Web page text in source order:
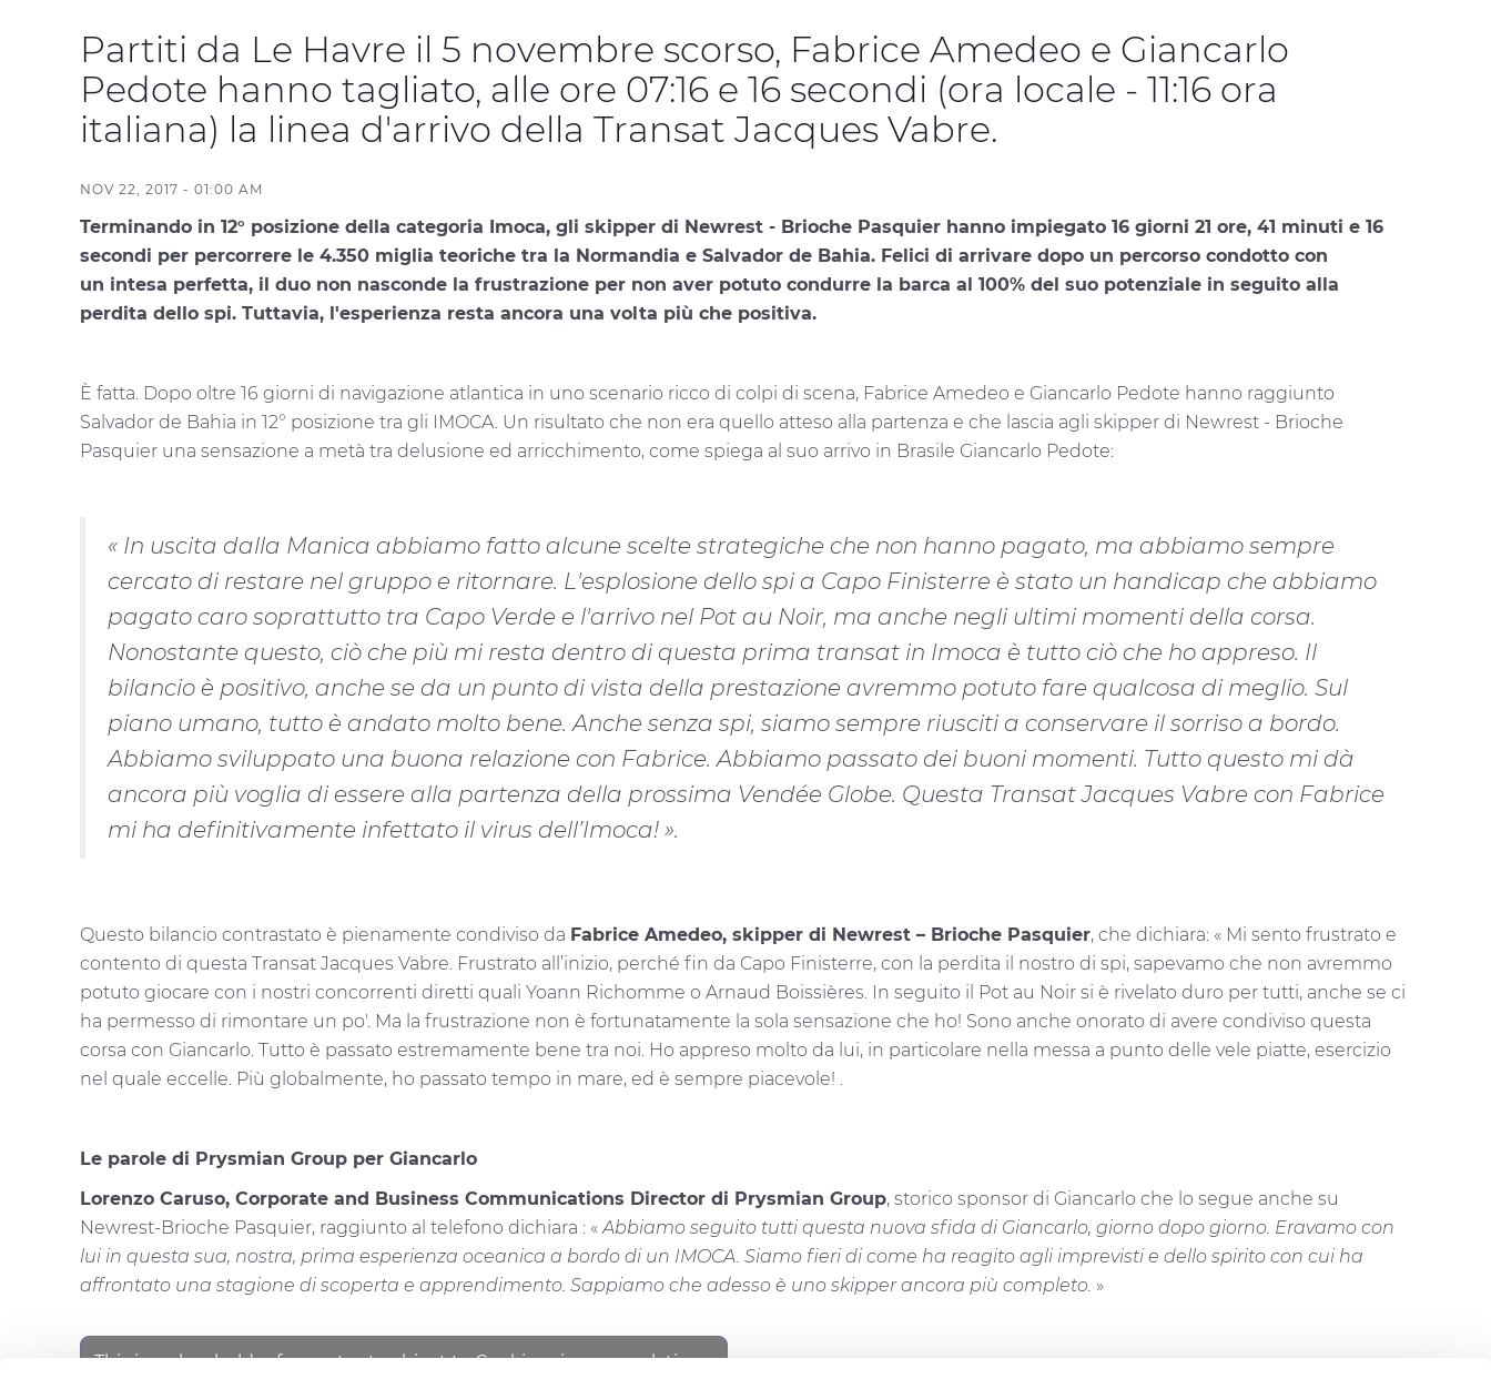
Partiti da Le Havre il 5 novembre scorso, Fabrice Amedeo e Giancarlo
Pedote hanno tagliato, alle ore 07:16 e 16 secondi (ora locale - 11:16 ora
italiana) la linea d'arrivo della Transat Jacques Vabre.
NOV 22, 2017 - 01:00 AM
Terminando in 12° posizione della categoria Imoca, gli skipper di Newrest - Brioche Pasquier hanno impiegato 16 giorni 21 ore, 41 minuti e 16
secondi per percorrere le 4.350 miglia teoriche tra la Normandia e Salvador de Bahia. Felici di arrivare dopo un percorso condotto con
un intesa perfetta, il duo non nasconde la frustrazione per non aver potuto condurre la barca al 100% del suo potenziale in seguito alla
perdita dello spi. Tuttavia, l'esperienza resta ancora una volta più che positiva.
È fatta. Dopo oltre 16 giorni di navigazione atlantica in uno scenario ricco di colpi di scena, Fabrice Amedeo e Giancarlo Pedote hanno raggiunto
Salvador de Bahia in 12° posizione tra gli IMOCA. Un risultato che non era quello atteso alla partenza e che lascia agli skipper di Newrest - Brioche
Pasquier una sensazione a metà tra delusione ed arricchimento, come spiega al suo arrivo in Brasile Giancarlo Pedote:
« In uscita dalla Manica abbiamo fatto alcune scelte strategiche che non hanno pagato, ma abbiamo sempre
cercato di restare nel gruppo e ritornare. L'esplosione dello spi a Capo Finisterre è stato un handicap che abbiamo
pagato caro soprattutto tra Capo Verde e l'arrivo nel Pot au Noir, ma anche negli ultimi momenti della corsa.
Nonostante questo, ciò che più mi resta dentro di questa prima transat in Imoca è tutto ciò che ho appreso. Il
bilancio è positivo, anche se da un punto di vista della prestazione avremmo potuto fare qualcosa di meglio. Sul
piano umano, tutto è andato molto bene. Anche senza spi, siamo sempre riusciti a conservare il sorriso a bordo.
Abbiamo sviluppato una buona relazione con Fabrice. Abbiamo passato dei buoni momenti. Tutto questo mi dà
ancora più voglia di essere alla partenza della prossima Vendée Globe. Questa Transat Jacques Vabre con Fabrice
mi ha definitivamente infettato il virus dell’Imoca! ».
Questo bilancio contrastato è pienamente condiviso da Fabrice Amedeo, skipper di Newrest – Brioche Pasquier, che dichiara: « Mi sento frustrato e
contento di questa Transat Jacques Vabre. Frustrato all’inizio, perché fin da Capo Finisterre, con la perdita il nostro di spi, sapevamo che non avremmo
potuto giocare con i nostri concorrenti diretti quali Yoann Richomme o Arnaud Boissières. In seguito il Pot au Noir si è rivelato duro per tutti, anche se ci
ha permesso di rimontare un po'. Ma la frustrazione non è fortunatamente la sola sensazione che ho! Sono anche onorato di avere condiviso questa
corsa con Giancarlo. Tutto è passato estremamente bene tra noi. Ho appreso molto da lui, in particolare nella messa a punto delle vele piatte, esercizio
nel quale eccelle. Più globalmente, ho passato tempo in mare, ed è sempre piacevole! .
Le parole di Prysmian Group per Giancarlo
Lorenzo Caruso, Corporate and Business Communications Director di Prysmian Group, storico sponsor di Giancarlo che lo segue anche su
Newrest-Brioche Pasquier, raggiunto al telefono dichiara : «Abbiamo seguito tutti questa nuova sfida di Giancarlo, giorno dopo giorno. Eravamo con
lui in questa sua, nostra, prima esperienza oceanica a bordo di un IMOCA. Siamo fieri di come ha reagito agli imprevisti e dello spirito con cui ha
affrontato una stagione di scoperta e apprendimento. Sappiamo che adesso è uno skipper ancora più completo. »
This is a placeholder for content subject to Cookie privacy regulations.